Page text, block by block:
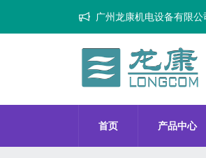
广州龙康机电设备有限
首页 产品中心